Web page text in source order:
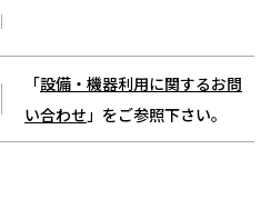
「設備・機器利用に関するお問
い合わせ」をご参照下さい。